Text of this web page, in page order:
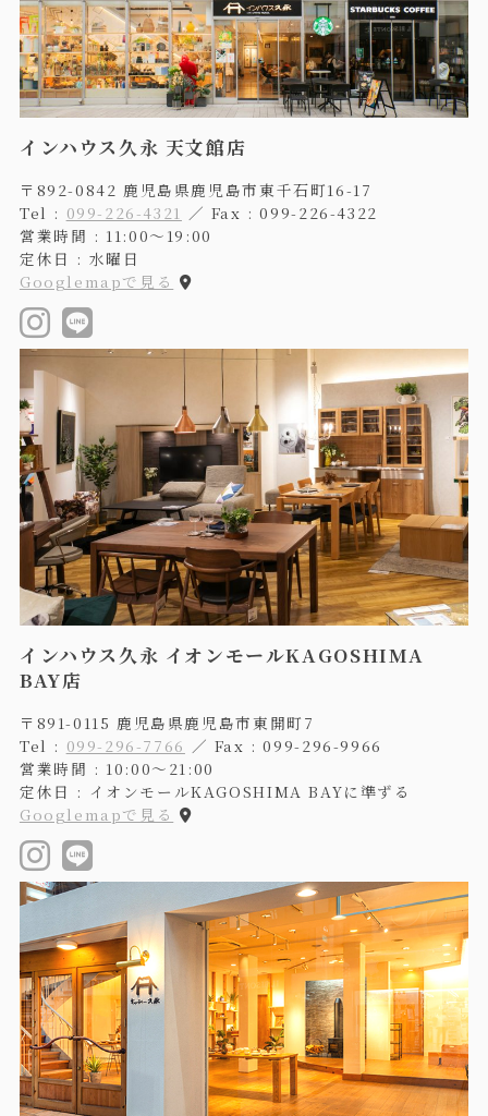
インハウス久永 天文館店
〒892-0842 鹿児島県鹿児島市東千石町16-17
Tel : 099-226-4321 ／ Fax : 099-226-4322
営業時間 : 11:00〜19:00
定休日 : 水曜日
Googlemapで見る
インハウス久永 イオンモールKAGOSHIMA
BAY店
〒891-0115 鹿児島県鹿児島市東開町7
Tel : 099-296-7766 ／ Fax : 099-296-9966
営業時間 : 10:00〜21:00
定休日 : イオンモールKAGOSHIMA BAYに準ずる
Googlemapで見る